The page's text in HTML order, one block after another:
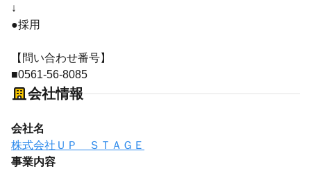
↓
●採用
【問い合わせ番号】
■0561-56-8085
会社情報
会社名
株式会社ＵＰ ＳＴＡＧＥ
事業内容